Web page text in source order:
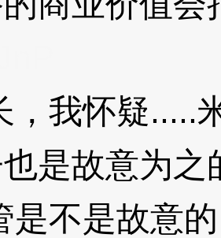
我怀疑.....
是故意为之
不是故意的